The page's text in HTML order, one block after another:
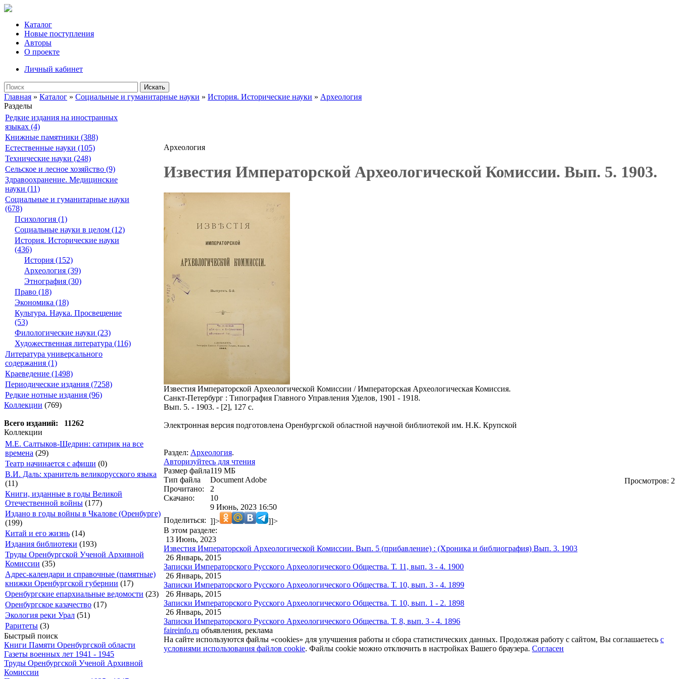
Каталог
Новые поступления
Авторы
О проекте
Личный кабинет
Искать
Главная » Каталог » Социальные и гуманитарные науки » История. Исторические науки » Археология
Разделы
Редкие издания на иностранных
языках (4)
Книжные памятники (388)
Естественные науки (105)
Технические науки (248)
Сельское и лесное хозяйство (9)
Здравоохранение. Медицинские
науки (11)
Социальные и гуманитарные науки
(678)
Психология (1)
Социальные науки в целом (12)
История. Исторические науки
(436)
История (152)
Археология (39)
Этнография (30)
Право (18)
Экономика (18)
Культура. Наука. Просвещение
(53)
Филологические науки (23)
Художественная литература (116)
Литература универсального
содержания (1)
Краеведение (1498)
Периодические издания (7258)
Редкие нотные издания (96)
Коллекции (769)
Всего изданий: 11262
Коллекции
М.Е. Салтыков-Щедрин: сатирик на все
времена (29)
Театр начинается с афиши (0)
В.И. Даль: хранитель великорусского языка
(11)
Книги, изданные в годы Великой
Отечественной войны (177)
Издано в годы войны в Чкалове (Оренбурге)
(199)
Китай и его жизнь (14)
Издания библиотеки (193)
Труды Оренбургской Ученой Архивной
Комиссии (35)
Адрес-календари и справочные (памятные)
книжки Оренбургской губернии (17)
Оренбургские епархиальные ведомости (23)
Оренбургское казачество (17)
Экология реки Урал (51)
Раритеты (3)
Быстрый поиск
Книги Памяти Оренбургской области
Газеты военных лет 1941 - 1945
Труды Оренбургской Ученой Архивной
Комиссии
Археология
Известия Императорской Археологической Комиссии. Вып. 5. 1903.
Известия Императорской Археологической Комиссии / Императорская Археологическая Комиссия.
Санкт-Петербург : Типография Главного Управления Уделов, 1901 - 1918.
Вып. 5. - 1903. - [2], 127 с.
Электронная версия подготовлена Оренбургской областной научной библиотекой им. Н.К. Крупской
Раздел: Археология.
Авторизуйтесь для чтения
Просмотров: 2
Размер файла119 МБ
Тип файла
Document Adobe
Прочитано:
2
Скачано:
10
9 Июнь, 2023 16:50
Поделиться: ]]>
]]>
В этом разделе:
13 Июнь, 2023
Известия Императорской Археологической Комиссии. Вып. 5 (прибавление) : (Хроника и библиография) Вып. 3. 1903
26 Январь, 2015
Записки Императорского Русского Археологического Общества. Т. 11, вып. 3 - 4. 1900
26 Январь, 2015
Записки Императорского Русского Археологического Общества. Т. 10, вып. 3 - 4. 1899
26 Январь, 2015
Записки Императорского Русского Археологического Общества. Т. 10, вып. 1 - 2. 1898
26 Январь, 2015
Записки Императорского Русского Археологического Общества. Т. 8, вып. 3 - 4. 1896
faireinfo.ru объявления, реклама
На сайте используются файлы «cookies» для улучшения работы и сбора статистических данных. Продолжая работу с сайтом, Вы соглашаетесь с
условиями использования файлов cookie. Файлы cookie можно отключить в настройках Вашего браузера. Согласен